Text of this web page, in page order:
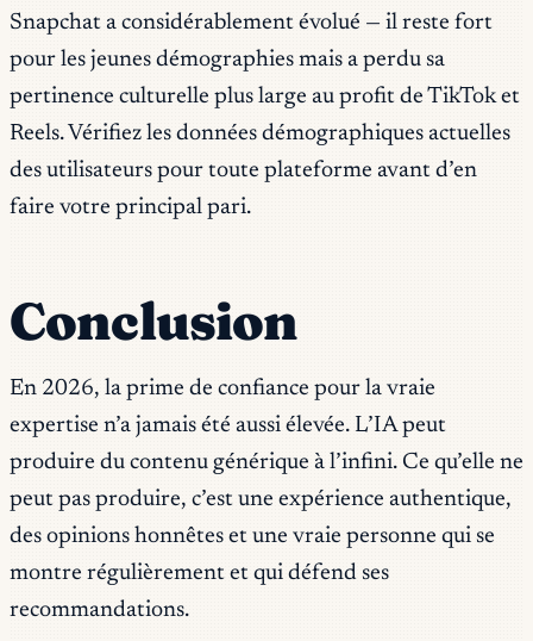
Snapchat a considérablement évolué — il reste fort
pour les jeunes démographies mais a perdu sa
pertinence culturelle plus large au profit de TikTok et
Reels. Vérifiez les données démographiques actuelles
des utilisateurs pour toute plateforme avant d’en
faire votre principal pari.
Conclusion
En 2026, la prime de confiance pour la vraie
expertise n’a jamais été aussi élevée. L’IA peut
produire du contenu générique à l’infini. Ce qu’elle ne
peut pas produire, c’est une expérience authentique,
des opinions honnêtes et une vraie personne qui se
montre régulièrement et qui défend ses
recommandations.